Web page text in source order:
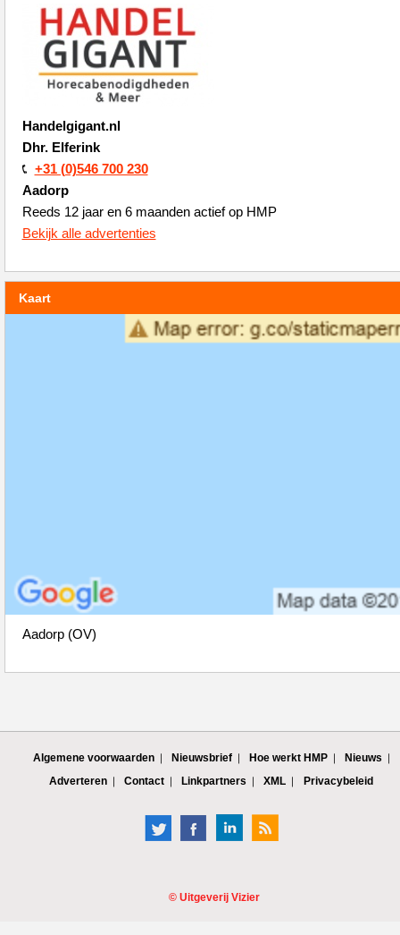
Handelgigant.nl
Dhr. Elferink
+31 (0)546 700 230
Aadorp
Reeds 12 jaar en 6 maanden actief op HMP
Bekijk alle advertenties
Kaart
Aadorp (OV)
Algemene voorwaarden Nieuwsbrief Hoe werkt HMP
Nieuws
Adverteren
Contact Linkpartners XML Privacybeleid
© Uitgeverij Vizier